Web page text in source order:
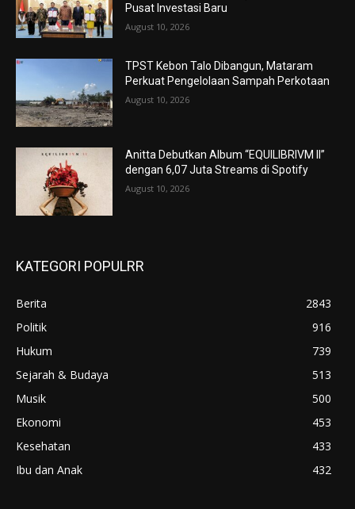
Pusat Investasi Baru
August 10, 2026
TPST Kebon Talo Dibangun, Mataram
Perkuat Pengelolaan Sampah Perkotaan
August 10, 2026
Anitta Debutkan Album “EQUILIBRIVM II”
dengan 6,07 Juta Streams di Spotify
August 10, 2026
KATEGORI POPULRR
Berita
2843
Politik
916
Hukum
739
Sejarah & Budaya
513
Musik
500
Ekonomi
453
Kesehatan
433
Ibu dan Anak
432